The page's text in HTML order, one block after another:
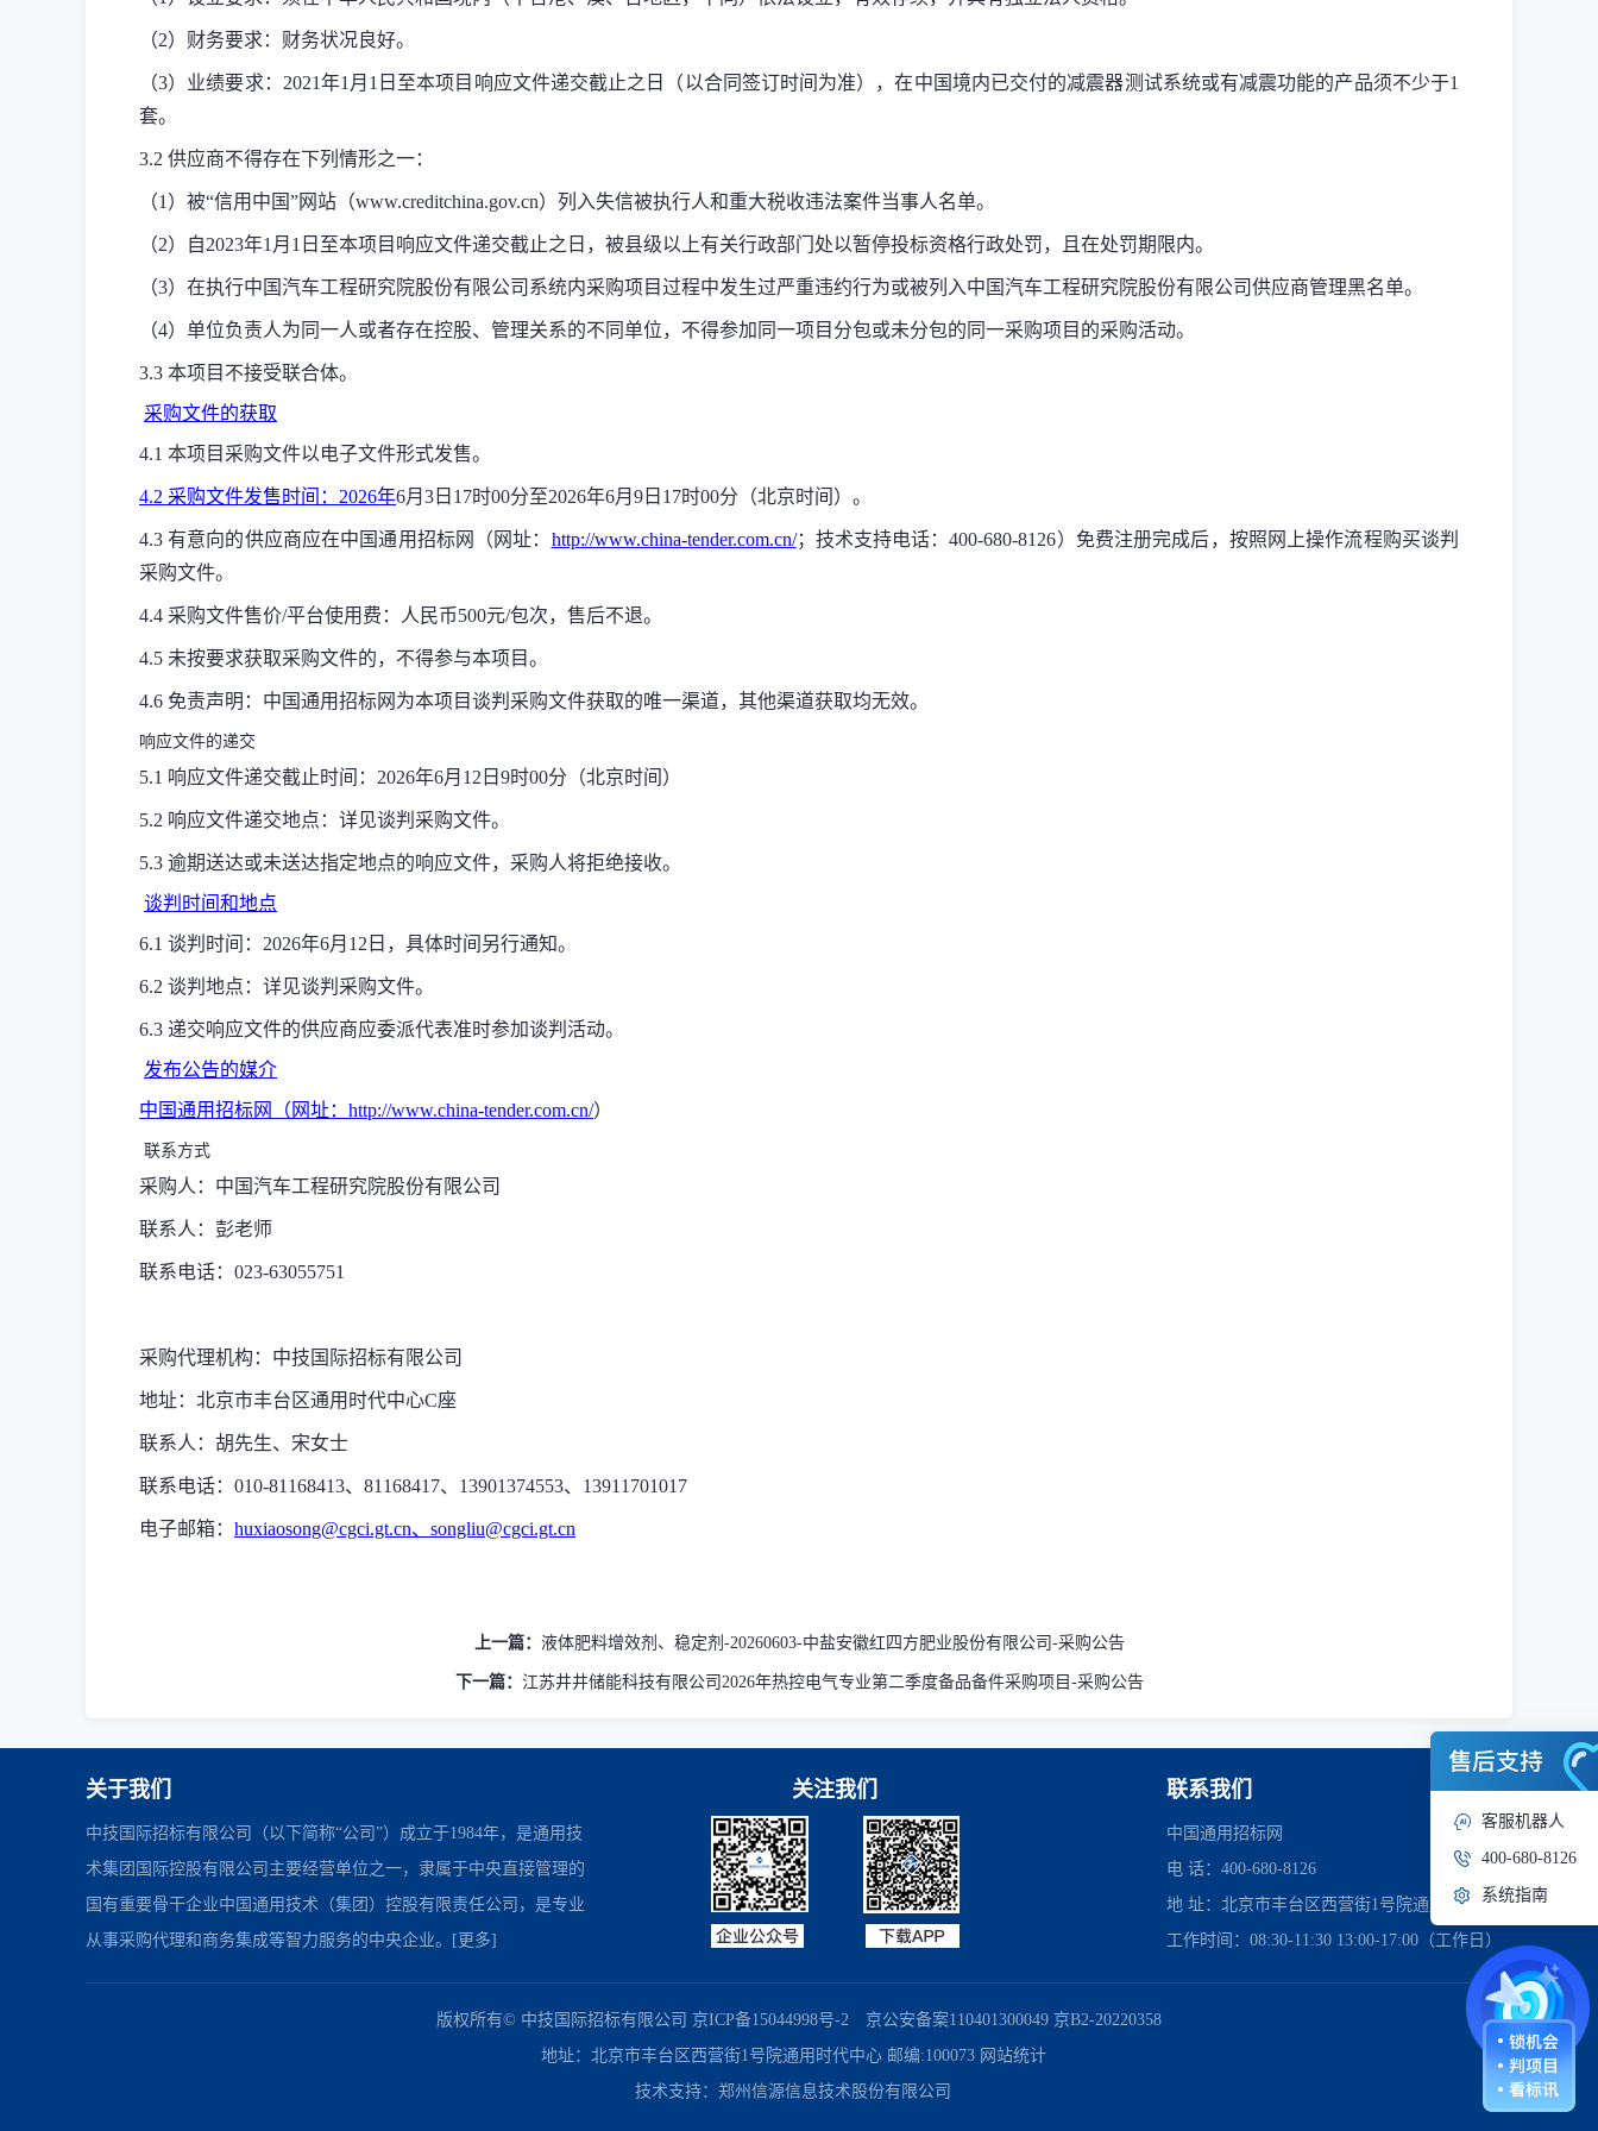
（2）财务要求：财务状况良好。
（3）业绩要求：2021年1月1日至本项目响应文件递交截止之日（以合同签订时间为准），在中国境内已交付的减震器测试系统或有减震功能的产品须不少于1
套。
3.2 供应商不得存在下列情形之一：
（1） 被“信用中国”网站 （www.creditchina.gov.cn） 列入失信被执行人和重大税收违法案件当事人名单。
（2） 自2023年1月1日至本项目响应文件递交截止之日，被县级以上有关行政部门处以暂停投标资格行政处罚，且在处罚期限内。
（3） 在执行中国汽车工程研究院股份有限公司 系统内采购项目过程中发生过严重违约行为或被列入中国汽车工程研究院股份有限公司供应商管理黑名单。
（4）单位负责人为同一人或者存在控股、管理关系的不同单位，不得参加同一项目分包或未分包的同一采购项目的采购活动。
3.3 本项目不接受联合体。
采购文件的获取
4.1 本项目采购文件以电子文件形式发售。
4.2 采购文件发售时间：2026年6月 3 日17时00分至2026年6月 9 日17时00分（北京时间）。
4.3 有意向的供应商应在中国通用招标网（网址： http://www.china-tender.com.cn/；技术支持电话：400-680-8126）免费注册完成后，按照网上操作流程购买谈判
采购文件。
4.4 采购文件售价/平台使用费：人民币500元/包次，售后不退。
4.5 未按要求获取采购文件的，不得参与本项目。
4.6 免责声明：中国通用招标网为本项目谈判采购文件获取的唯一渠道，其他渠道获取均无效。
响应文件的递交
5.1 响应文件递交截止时间：2026年6月 12 日9时00分（北京时间）
5.2 响应文件递交地点：详见谈判采购文件。
5.3 逾期送达或未送达指定地点的响应文件，采购人将拒绝接收。
谈判时间和地点
6.1 谈判时间：2026年6月 12 日，具体时间另行通知。
6.2 谈判地点：详见谈判采购文件。
6.3 递交响应文件的供应商应委派代表准时参加谈判活动。
发布公告的媒介
中国通用招标网（网址： http://www.china-tender.com.cn/）
联系方式
采购人：中国汽车工程研究院股份有限公司
联系人：彭老师
联系电话：023-63055751
采购代理机构：中技国际招标有限公司
地址：北京市丰台区通用时代中心C座
联系人：胡先生、宋女士
联系电话：010-81168413、81168417、13901374553、13911701017
电子邮箱： huxiaosong@cgci.gt.cn、songliu@cgci.gt.cn
上一篇： 液体肥料增效剂、稳定剂-20260603-中盐安徽红四方肥业股份有限公司-采购公告
下一篇： 江苏井井储能科技有限公司2026年热控电气专业第二季度备品备件采购项目-采购公告
关于我们
中技国际招标有限公司（以下简称“公司”）成立于1984年，是通用技
术集团国际控股有限公司主要经营单位之一，隶属于中央直接管理的
国有重要骨干企业中国通用技术（集团）控股有限责任公司，是专业
从事采购代理和商务集成等智力服务的中央企业。
[更多]
关注我们 联系我们
中国通用招标网
电 话：400-680-8126
地 址：北京市丰台区西营街1号院通用时代中心
工作时间：08:30-11:30 13:00-17:00（工作日）
版权所有© 中技国际招标有限公司 京ICP备15044998号-2
京公安备案110401300049 京B2-20220358
地址：北京市丰台区西营街1号院通用时代中心 邮编:100073 网站统计
技术支持： 郑州信源信息技术股份有限公司
客服机器人
400-680-8126
系统指南